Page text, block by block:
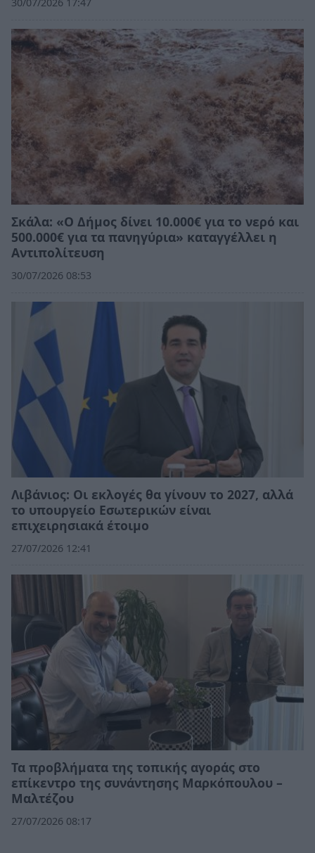
Σκάλα: «Ο Δήμος δίνει 10.000€ για το νερό και
500.000€ για τα πανηγύρια» καταγγέλλει η
Αντιπολίτευση
30/07/2026 08:53
Λιβάνιος: Οι εκλογές θα γίνουν το 2027, αλλά
το υπουργείο Εσωτερικών είναι
επιχειρησιακά έτοιμο
27/07/2026 12:41
Τα προβλήματα της τοπικής αγοράς στο
επίκεντρο της συνάντησης Μαρκόπουλου –
Μαλτέζου
27/07/2026 08:17